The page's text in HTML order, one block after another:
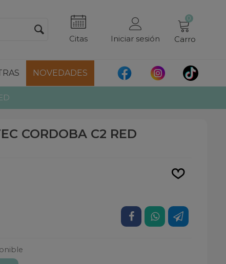
Citas Iniciar sesión
0
Carro
NOVEDADES
CORDOBA C2 RED